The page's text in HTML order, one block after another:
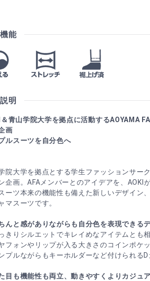
能
明
青山学院大学を拠点に活動するAOYAMA
画
ルスーツを自分色へ
院大学を拠点とする学生ファッションサー
企画。AFAメンバーとのアイデアを、AOKI
ーツ本来の機能性も備えた新しいデザイン
マスーツです。
んと感がありながらも自分色を表現できる
きりシルエットでキレイめなアイテムとも
フォンやリップが入る大きさのコインポケ
プルながらもキーホルダーなど付けられる
目も機能性も両立、動きやすくよりカジュ